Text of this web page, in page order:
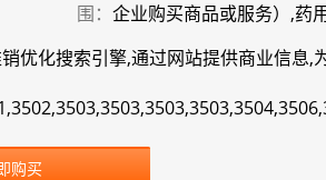
围： 企业购买商品或服务）,药
优化搜索引擎,通过网站提供商业信息,
购买